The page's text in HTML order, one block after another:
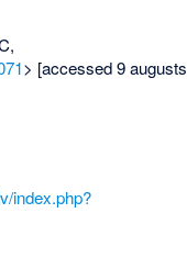
> [accessed 9 augusts
index.php?